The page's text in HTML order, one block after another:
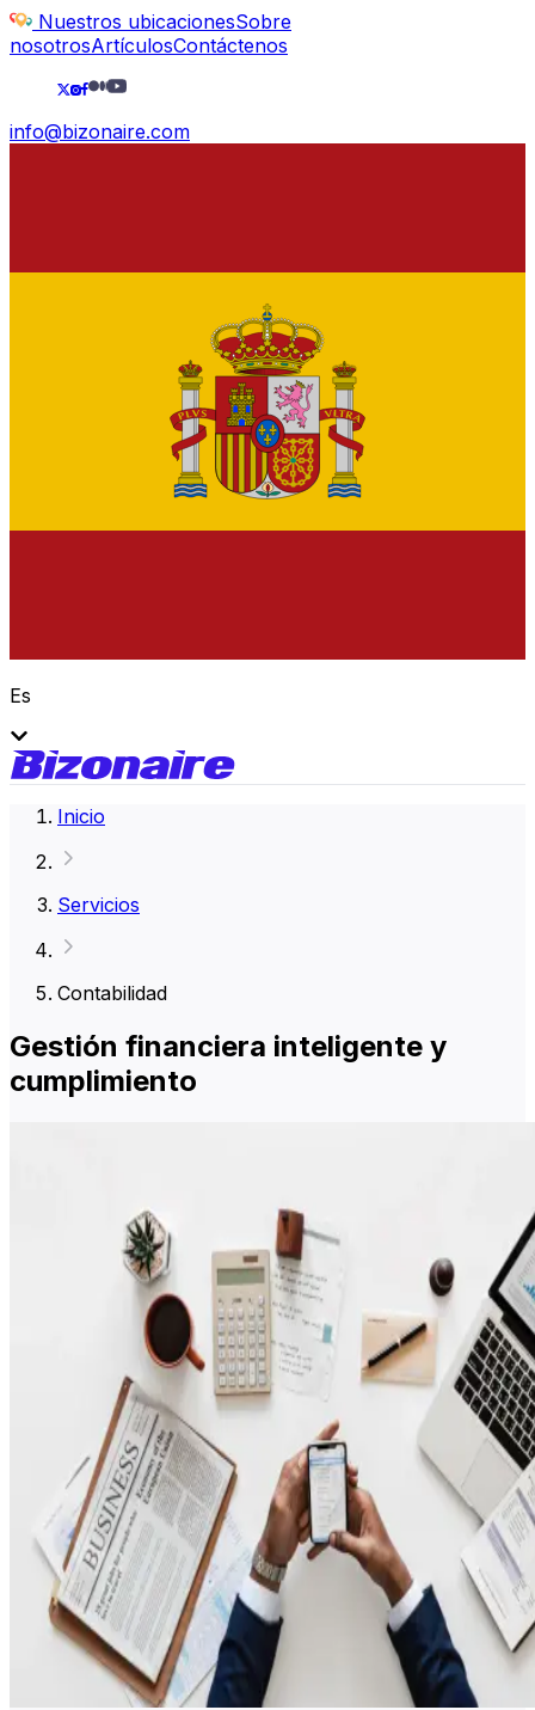
Nuestros ubicacionesSobre
nosotrosArtículosContáctenos
info@bizonaire.com
Es
Inicio
Servicios
Contabilidad
Gestión financiera inteligente y
cumplimiento